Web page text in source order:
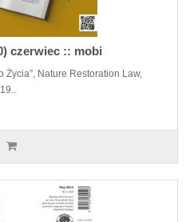
czerwiec :: mobi
Życia”, Nature Restoration Law,